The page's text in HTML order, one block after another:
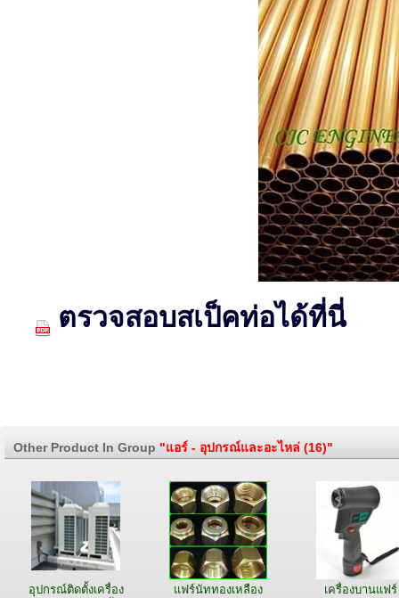
ตรวจสอบสเป็คท่อได้ที่นี่
Other Product In Group "แอร์ - อุปกรณ์และอะไหล่ (16)"
อุปกรณ์ติดตั้งเครื่อง แฟร์นัททองเหลือง เครื่องบานแฟร์